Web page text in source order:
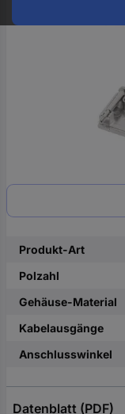
Produkt-Art
Polzahl
Gehäuse-Material
Kabelausgänge
Anschlusswinkel
Datenblatt (PDF)